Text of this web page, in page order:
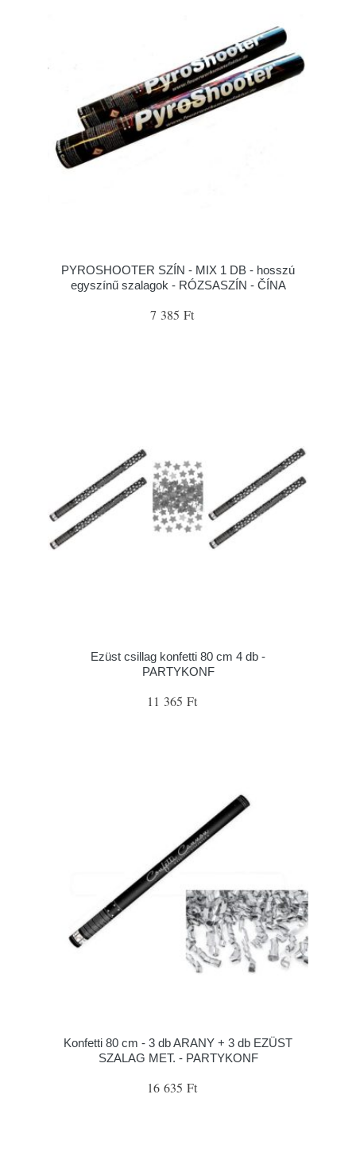
PYROSHOOTER SZÍN - MIX 1 DB - hosszú
egyszínű szalagok - RÓZSASZÍN - ČÍNA
7 385 Ft
Ezüst csillag konfetti 80 cm 4 db -
PARTYKONF
11 365 Ft
Konfetti 80 cm - 3 db ARANY + 3 db EZÜST
SZALAG MET. - PARTYKONF
16 635 Ft